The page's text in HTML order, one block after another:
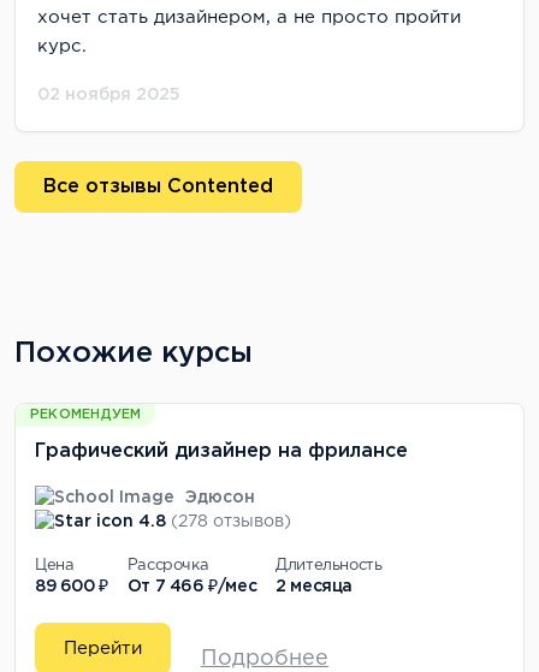
хочет стать дизайнером, а не просто пройти
курс.
02 ноября 2025
Все отзывы Contented
Похожие курсы
РЕКОМЕНДУЕМ
Графический дизайнер на фрилансе
Эдюсон
4.8 (278 отзывов)
Цена
89 600 ₽
Рассрочка
От 7 466 ₽/мес
Длительность
2 месяца
Перейти
Подробнее